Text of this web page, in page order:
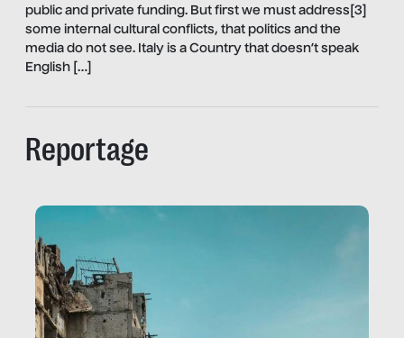
public and private funding. But first we must address[3]
some internal cultural conflicts, that politics and the
media do not see. Italy is a Country that doesn’t speak
English […]
Reportage